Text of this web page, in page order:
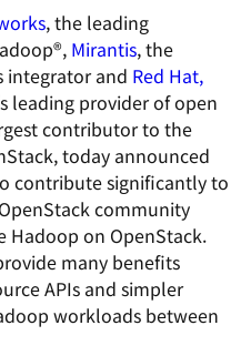
, the leading
Mirantis, the
integrator and Red Hat,
leading provider of open
contributor to the
today announced
contribute significantly to
community
Hadoop on OpenStack.
many benefits
APIs and simpler
workloads between